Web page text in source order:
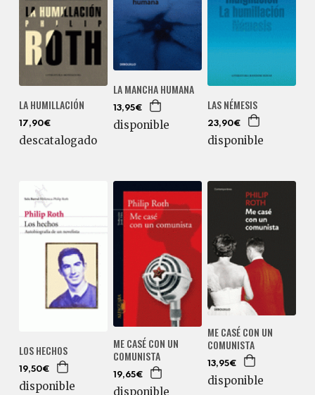
LA HUMILLACIÓN
17,90€
descatalogado
LA MANCHA HUMANA
13,95€
disponible
LAS NÉMESIS
23,90€
disponible
LOS HECHOS
19,50€
disponible
ME CASÉ CON UN
COMUNISTA
19,65€
disponible
ME CASÉ CON UN
COMUNISTA
13,95€
disponible